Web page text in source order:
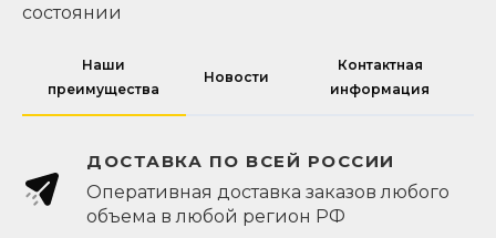
состоянии
Наши
преимущества
Новости
Контактная
информация
ДОСТАВКА ПО ВСЕЙ РОССИИ
Оперативная доставка заказов любого
объема в любой регион РФ